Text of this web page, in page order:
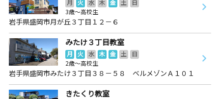
月 火 水 木 金 土
日
3歳～高校生
岩手県盛岡市月が丘３丁目１２－６
みたけ３丁目教室
月 火 水 木 金 土
日
2歳～高校生
岩手県盛岡市みたけ３丁目３８－５８ ベルメゾンＡ１０１
きたくり教室